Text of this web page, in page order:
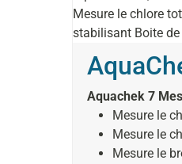
Mesure le chlore
stabilisant Boite
Aquachek 7
Mesure le
Mesure le
Mesure le